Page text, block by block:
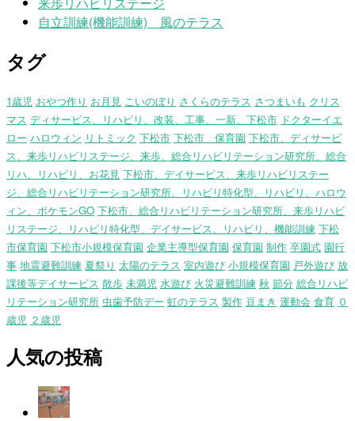
自立訓練(機能訓練) 風のテラス
タグ
1歳児 おやつ作り お月見 こいのぼり さくらのテラス さつまいも クリス
マス ディサービス、リハビリ、改装、工事、一新、下松市 ドクターイエ
ロー ハロウィン リトミック 下松市 下松市 保育園 下松市、ディサービ
ス、来歩リハビリステージ、来歩、総合リハビリテーション研究所、総合
リハ、リハビリ、お花見 下松市、デイサービス、来歩リハビリステー
ジ、総合リハビリテーション研究所、リハビリ特化型、リハビリ、ハロウ
ィン、ポケモンGO 下松市、総合リハビリテーション研究所、来歩リハビ
リステージ、リハビリ特化型、デイサービス、リハビリ、機能訓練 下松
市保育園 下松市小規模保育園 企業主導型保育園 保育園 制作 卒園式 園行
事 地震避難訓練 夏祭り 太陽のテラス 室内遊び 小規模保育園 戸外遊び 放
課後等デイサービス 散歩 未満児 水遊び 火災避難訓練 秋 節分 総合リハビ
リテーション研究所 虫歯予防デー 虹のテラス 製作 豆まき 運動会 食育 ０
歳児 ２歳児
人気の投稿